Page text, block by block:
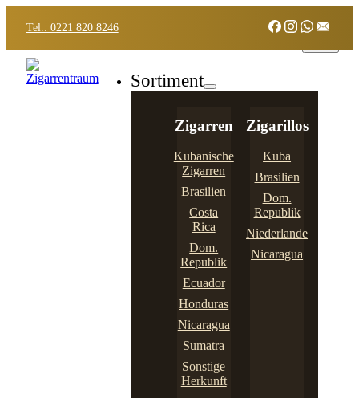
Tel.: 0221 820 8246
Sortiment
Zigarren
Kubanische
Zigarren
Brasilien
Costa
Rica
Dom.
Republik
Ecuador
Honduras
Nicaragua
Sumatra
Sonstige
Herkunft
Zigarillos
Kuba
Brasilien
Dom.
Republik
Niederlande
Nicaragua